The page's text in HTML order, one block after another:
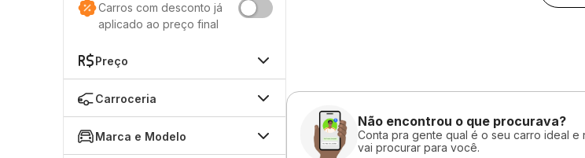
Carros com desconto já
aplicado ao preço final
Preço
Carroceria
Marca e Modelo
Não encontrou o que procurava?
Conta pra gente qual é o seu carro ideal e
vai procurar para você.